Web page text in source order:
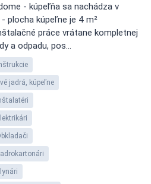
- kúpeľňa sa nachádza v
plocha kúpeľne je 4 m²
práce vrátane kompletnej
a odpadu, pos...
jadrá, kúpeľne